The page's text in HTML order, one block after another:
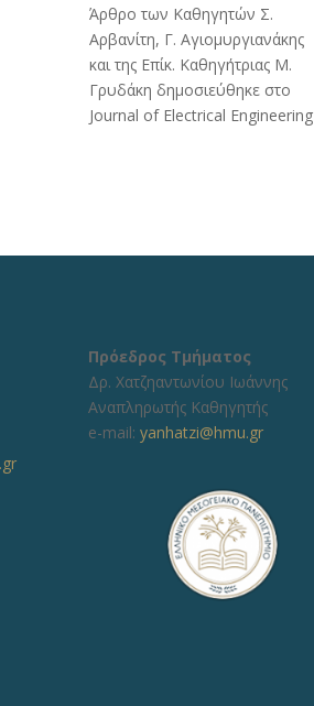
Άρθρο των Καθηγητών Σ.
Αρβανίτη, Γ. Αγιομυργιανάκης
και της Επίκ. Καθηγήτριας Μ.
Γρυδάκη δημοσιεύθηκε στο
Journal of Electrical Engineering
Πρόεδρος Τμήματος
Δρ. Χατζηαντωνίου Ιωάννης
Αναπληρωτής Καθηγητής
e-mail: yanhatzi@hmu.gr